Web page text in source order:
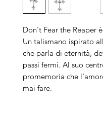
Don't Fear the Reaper
Un talismano ispirato
che parla di eternità,
passi fermi. Al suo
promemoria che
mai fare.